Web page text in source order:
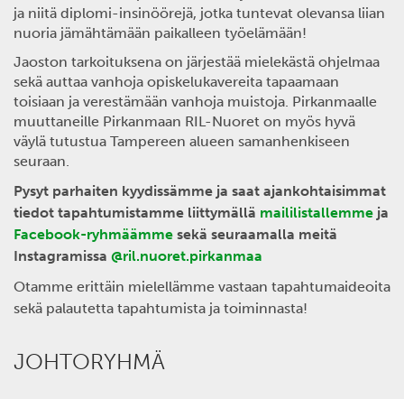
ja niitä diplomi-insinöörejä, jotka tuntevat olevansa liian
nuoria jämähtämään paikalleen työelämään!
Jaoston tarkoituksena on järjestää mielekästä ohjelmaa
sekä auttaa vanhoja opiskelukavereita tapaamaan
toisiaan ja verestämään vanhoja muistoja. Pirkanmaalle
muuttaneille Pirkanmaan RIL-Nuoret on myös hyvä
väylä tutustua Tampereen alueen samanhenkiseen
seuraan.
Pysyt parhaiten kyydissämme ja saat ajankohtaisimmat
tiedot tapahtumistamme liittymällä maililistallemme ja
Facebook-ryhmäämme sekä seuraamalla meitä
Instagramissa @ril.nuoret.pirkanmaa
Otamme erittäin mielellämme vastaan tapahtumaideoita
sekä palautetta tapahtumista ja toiminnasta!
JOHTORYHMÄ